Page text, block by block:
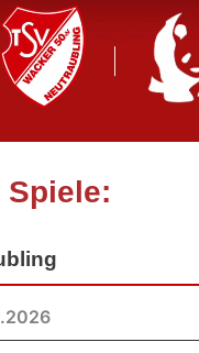
Bruck II
powered by